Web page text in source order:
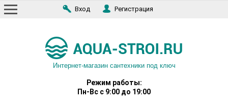
Вход Регистрация
Интернет-магазин сантехники под ключ
Режим работы:
Пн-Вс с 9:00 до 19:00